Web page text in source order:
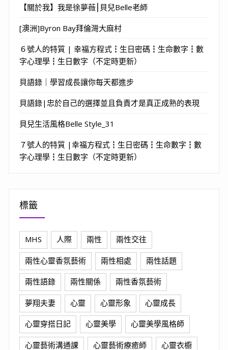
【關於我】我是徐夢薇⎮貝兒Belle老師
[澳洲]Byron Bay拜倫灣大麻村
６號人的特質 | 幸福方程式┇生日密碼┇生命數字┇數
字心理學┇生日數字（不定時更新）
貝語錄｜學習成長讓你每天都進步
貝語錄|忠於自己的選擇並且負責才是真正成熟的表現
貝兒生活風格Belle Style_31
７號人的特質 |幸福方程式┇生日密碼┇生命數字┇數
字心理學┇生日數字（不定時更新）
標籤
MHS 人際 兩性 兩性交往
兩性心靈香氛藝術 兩性相處 兩性話題
兩性語錄 兩性關係 兩性香氛藝術
夢翔夫妻 心靈 心靈形象 心靈成長
心靈穿搭日記 心靈美學 心靈美學風格師
心靈藝術溝通課 心靈藝術療癒師 心靈衣櫥